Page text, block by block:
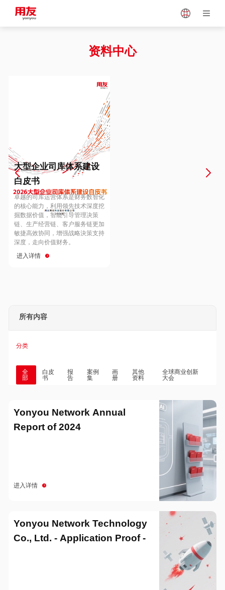
Vietnam
Europe
Hungary
Hong Kong
资料中心
大型企业司库体系建设
白皮书
卓越的司库运营体系是财务数智化
的核心能力，利用领先技术深度挖
掘数据价值，智能引导管理决策
链、生产经营链、客户服务链更加
敏捷高效协同，增强战略決策支持
深度，走向价值财务。
进入详情
所有内容
分类
全
部
白皮
书
报
告
案例
集
画
册
其他
资料
全球商业创新
大会
Yonyou Network Annual
Report of 2024
进入详情
Yonyou Network Technology
Co., Ltd. - Application Proof -